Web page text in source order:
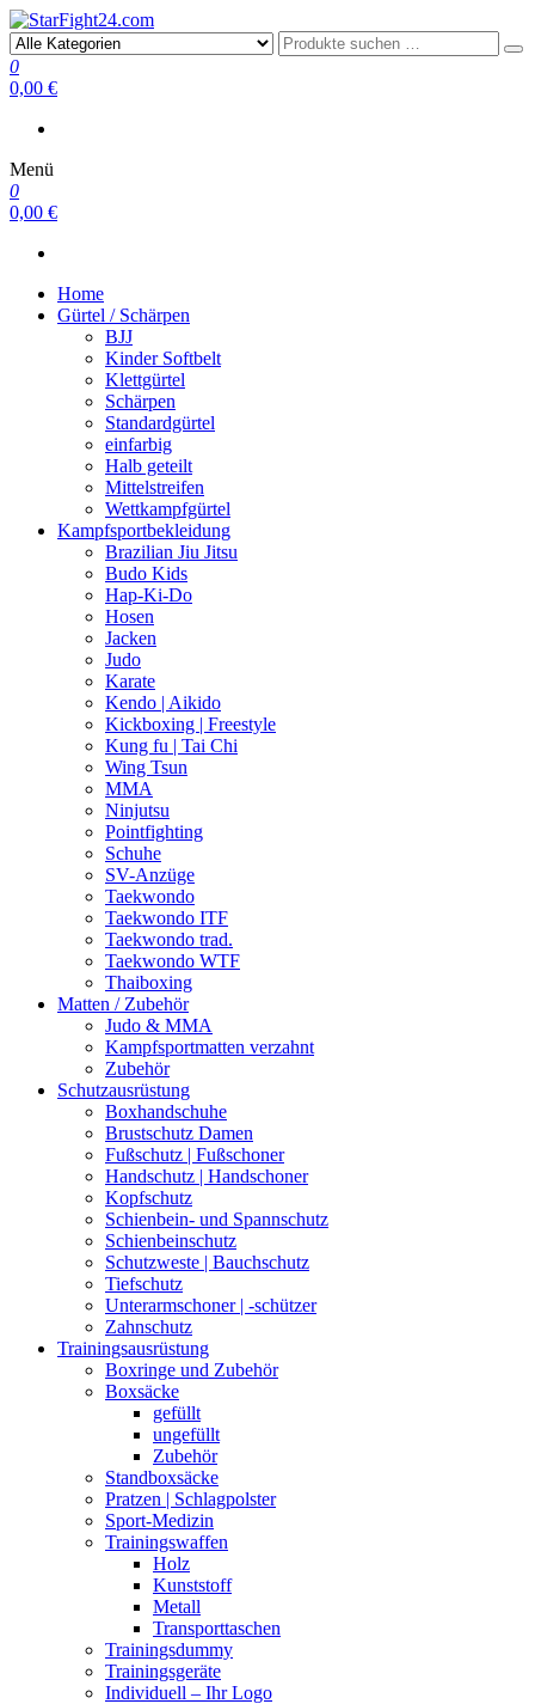
StarFight24.com
Kampfsportartikel
0
0,00 €
Menü
0
0,00 €
Home
Gürtel / Schärpen
BJJ
Kinder Softbelt
Klettgürtel
Schärpen
Standardgürtel
einfarbig
Halb geteilt
Mittelstreifen
Wettkampfgürtel
Kampfsportbekleidung
Brazilian Jiu Jitsu
Budo Kids
Hap-Ki-Do
Hosen
Jacken
Judo
Karate
Kendo | Aikido
Kickboxing | Freestyle
Kung fu | Tai Chi
Wing Tsun
MMA
Ninjutsu
Pointfighting
Schuhe
SV-Anzüge
Taekwondo
Taekwondo ITF
Taekwondo trad.
Taekwondo WTF
Thaiboxing
Matten / Zubehör
Judo & MMA
Kampfsportmatten verzahnt
Zubehör
Schutzausrüstung
Boxhandschuhe
Brustschutz Damen
Fußschutz | Fußschoner
Handschutz | Handschoner
Kopfschutz
Schienbein- und Spannschutz
Schienbeinschutz
Schutzweste | Bauchschutz
Tiefschutz
Unterarmschoner | -schützer
Zahnschutz
Trainingsausrüstung
Boxringe und Zubehör
Boxsäcke
gefüllt
ungefüllt
Zubehör
Standboxsäcke
Pratzen | Schlagpolster
Sport-Medizin
Trainingswaffen
Holz
Kunststoff
Metall
Transporttaschen
Trainingsdummy
Trainingsgeräte
Individuell – Ihr Logo